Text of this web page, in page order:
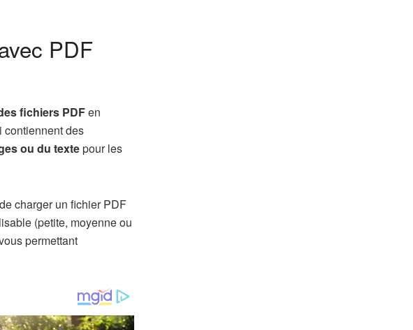
PDF
fichiers PDFen
contiennent des
ou du textepour les
charger un fichier PDF
(petite, moyenne ou
permettant